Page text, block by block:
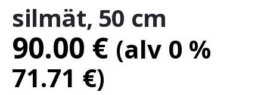
silmät, 50 cm
90.00 € (alv 0 %
71.71 €)